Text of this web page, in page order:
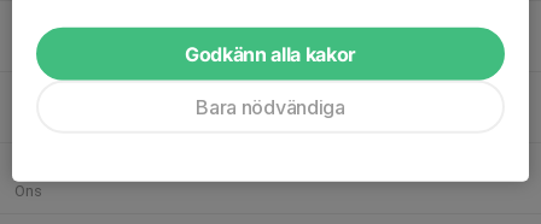
Mån
Ons
Godkänn alla kakor
Bara nödvändiga